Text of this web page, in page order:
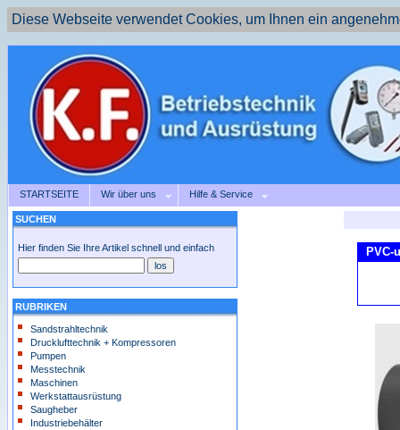
Diese Webseite verwendet Cookies, um Ihnen ein
STARTSEITE Wir über uns Hilfe & Service
SUCHEN
Hier finden Sie Ihre Artikel schnell und einfach
RUBRIKEN
Sandstrahltechnik
Drucklufttechnik + Kompressoren
Pumpen
Messtechnik
Maschinen
Werkstattausrüstung
Saugheber
Industriebehälter
PVC-